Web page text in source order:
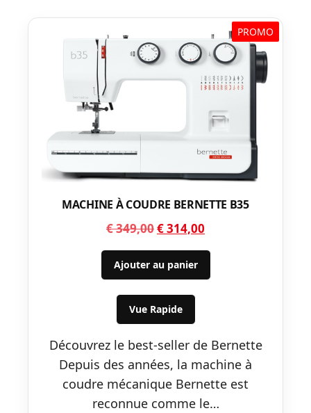
PROMO
MACHINE À COUDRE BERNETTE B35
€349,00Le
prix
initial
était :
€ 349,00.
€314,00
prix
est :
Ajouter au panier
Vue Rapide
Découvrez le best-seller de Bernette
Depuis des années, la machine à
coudre mécanique Bernette est
reconnue comme le…